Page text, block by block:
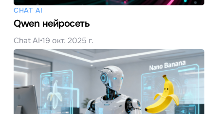
CHAT AI
Qwen нейросеть
Chat AI•19 окт. 2025 г.